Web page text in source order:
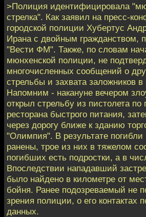
>Полиция идентифицировала
стрелка". Как заявил на пресс-
городской полиции Хубертус
Ирана с двойным гражданством,
"Вести ФМ". Также, по словам
мюнхенской полиции, не
многочисленных сообщений о
стрельбы и захвата заложников
Напомним - накануне вечером
открыл стрельбу из пистолета
ресторана быстрого питания,
через дорогу ближе к зданию
"Олимпия". В результате
ранены, трое из них в тяжелом
погибших есть подростки, а в
Впоследствии нападавший
было найдено в километре от
бойня. Ранее подозреваемый не
зрения полиции, о его контактах
данных.